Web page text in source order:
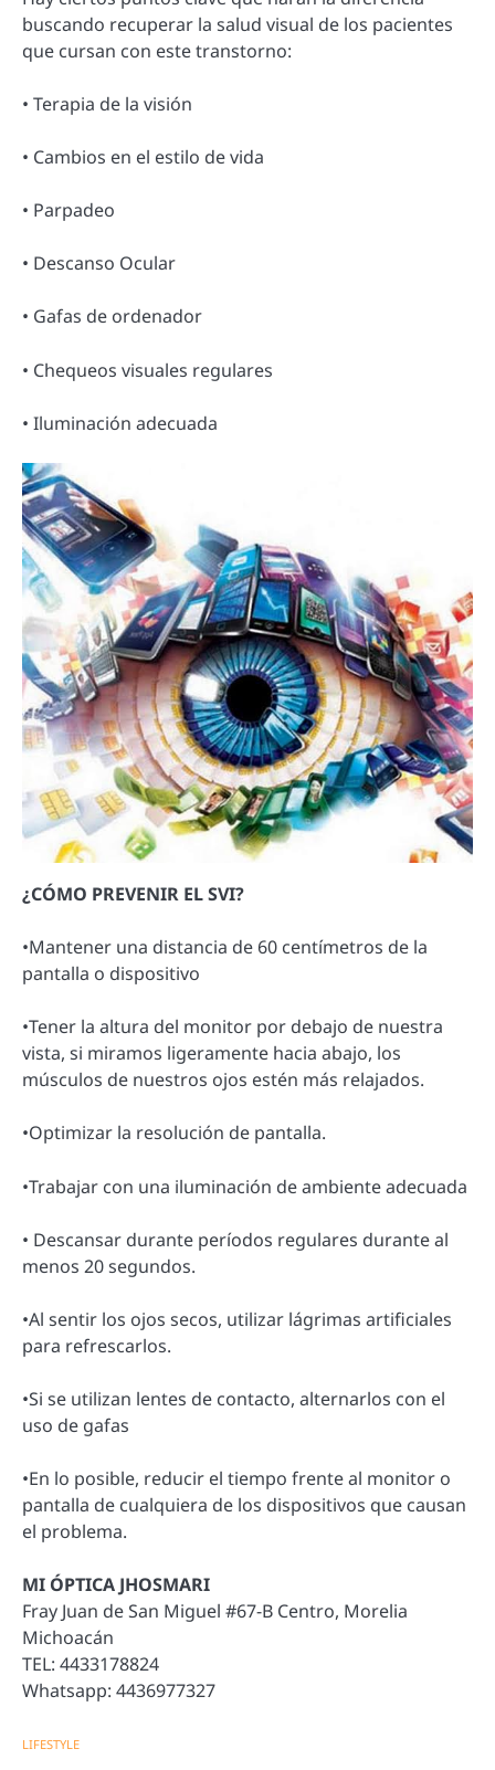
buscando recuperar la salud visual de los pacientes
que cursan con este transtorno:
• Terapia de la visión
• Cambios en el estilo de vida
• Parpadeo
• Descanso Ocular
• Gafas de ordenador
• Chequeos visuales regulares
• Iluminación adecuada
¿CÓMO PREVENIR EL SVI?
•Mantener una distancia de 60 centímetros de la
pantalla o dispositivo
•Tener la altura del monitor por debajo de nuestra
vista, si miramos ligeramente hacia abajo, los
músculos de nuestros ojos estén más relajados.
•Optimizar la resolución de pantalla.
•Trabajar con una iluminación de ambiente adecuada
• Descansar durante períodos regulares durante al
menos 20 segundos.
•Al sentir los ojos secos, utilizar lágrimas artificiales
para refrescarlos.
•Si se utilizan lentes de contacto, alternarlos con el
uso de gafas
•En lo posible, reducir el tiempo frente al monitor o
pantalla de cualquiera de los dispositivos que causan
el problema.
MI ÓPTICA JHOSMARI
Fray Juan de San Miguel #67-B Centro, Morelia
Michoacán
TEL: 4433178824
Whatsapp: 4436977327
LIFESTYLE